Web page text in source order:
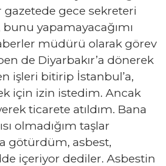
gazetede gece sekreteri
yapamayacağımı
müdürü olarak görev
de Diyarbakır’a dönerek
işleri bitirip İstanbul’a,
için izin istedim. Ancak
ticarete atıldım. Bana
olmadığım taşlar
götürdüm, asbest,
içeriyor dediler. Asbestin